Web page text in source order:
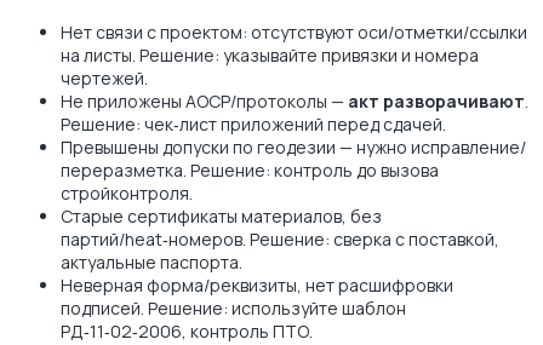
Нет связи с проектом: отсутствуют оси/отметки/ссылки
на листы. Решение: указывайте привязки и номера
чертежей.
Не приложены АОСР/протоколы — акт разворачивают.
Решение: чек‑лист приложений перед сдачей.
Превышены допуски по геодезии — нужно исправление/
переразметка. Решение: контроль до вызова
стройконтроля.
Старые сертификаты материалов, без
партий/heat‑номеров. Решение: сверка с поставкой,
актуальные паспорта.
Неверная форма/реквизиты, нет расшифровки
подписей. Решение: используйте шаблон
РД‑11‑02‑2006, контроль ПТО.